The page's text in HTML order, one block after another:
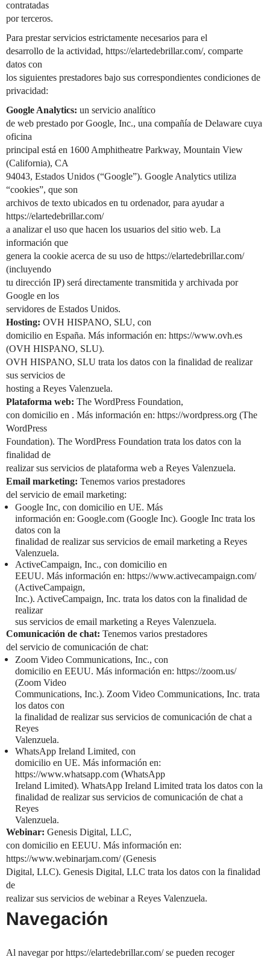
contratadas
por terceros.
Para prestar servicios estrictamente necesarios para el
desarrollo de la actividad, https://elartedebrillar.com/, comparte
datos con
los siguientes prestadores bajo sus correspondientes condiciones de
privacidad:
Google Analytics: un servicio analítico
de web prestado por Google, Inc., una compañía de Delaware cuya
oficina
principal está en 1600 Amphitheatre Parkway, Mountain View
(California), CA
94043, Estados Unidos (“Google”). Google Analytics utiliza
“cookies”, que son
archivos de texto ubicados en tu ordenador, para ayudar a
https://elartedebrillar.com/
a analizar el uso que hacen los usuarios del sitio web. La
información que
genera la cookie acerca de su uso de https://elartedebrillar.com/
(incluyendo
tu dirección IP) será directamente transmitida y archivada por
Google en los
servidores de Estados Unidos.
Hosting: OVH HISPANO, SLU, con
domicilio en España. Más información en: https://www.ovh.es
(OVH HISPANO, SLU).
OVH HISPANO, SLU trata los datos con la finalidad de realizar
sus servicios de
hosting a Reyes Valenzuela.
Plataforma web: The WordPress Foundation,
con domicilio en . Más información en: https://wordpress.org (The
WordPress
Foundation). The WordPress Foundation trata los datos con la
finalidad de
realizar sus servicios de plataforma web a Reyes Valenzuela.
Email marketing: Tenemos varios prestadores
del servicio de email marketing:
Google Inc, con domicilio en UE. Más
información en: Google.com (Google Inc). Google Inc trata los
datos con la
finalidad de realizar sus servicios de email marketing a Reyes
Valenzuela.
ActiveCampaign, Inc., con domicilio en
EEUU. Más información en: https://www.activecampaign.com/
(ActiveCampaign,
Inc.). ActiveCampaign, Inc. trata los datos con la finalidad de
realizar
sus servicios de email marketing a Reyes Valenzuela.
Comunicación de chat: Tenemos varios prestadores
del servicio de comunicación de chat:
Zoom Video Communications, Inc., con
domicilio en EEUU. Más información en: https://zoom.us/
(Zoom Video
Communications, Inc.). Zoom Video Communications, Inc. trata
los datos con
la finalidad de realizar sus servicios de comunicación de chat a
Reyes
Valenzuela.
WhatsApp Ireland Limited, con
domicilio en UE. Más información en:
https://www.whatsapp.com (WhatsApp
Ireland Limited). WhatsApp Ireland Limited trata los datos con la
finalidad de realizar sus servicios de comunicación de chat a
Reyes
Valenzuela.
Webinar: Genesis Digital, LLC,
con domicilio en EEUU. Más información en:
https://www.webinarjam.com/ (Genesis
Digital, LLC). Genesis Digital, LLC trata los datos con la finalidad
de
realizar sus servicios de webinar a Reyes Valenzuela.
Navegación
Al navegar por https://elartedebrillar.com/ se pueden recoger